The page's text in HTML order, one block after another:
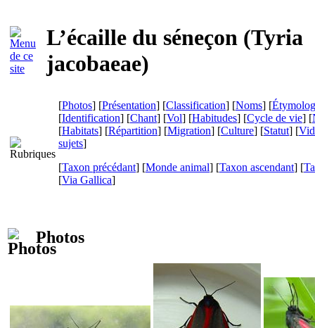
L’écaille du séneçon (Tyria
jacobaeae)
[Photos] [Présentation] [Classification] [Noms] [
[Identification] [Chant] [Vol] [Habitudes] [Cycle de vie] [
[Habitats] [Répartition] [Migration] [Culture] [Statut] [
sujets]
[Taxon précédant] [Monde animal] [Taxon ascendant] [
[Via Gallica]
Photos